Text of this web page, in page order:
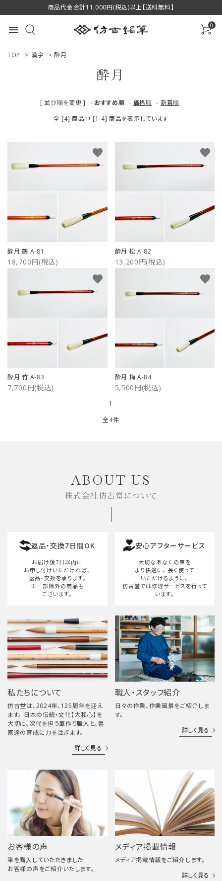
商品代金合計11,000円(税込)以上【送料無料】
menu 0
ACCOUNT MENU
商品一覧
プライバシーポリシー
特定商取引法について
TOP > 漢字 > 酔月
酔月
[ 並び順を変更 ] - おすすめ順 - 価格順 - 新着順
全 [4] 商品中 [1-4] 商品を表示しています
酔月 鶴 A-81
18,700円(税込)
favorite
酔月 松 A-82
13,200円(税込)
favorite
酔月 竹 A-83
7,700円(税込)
favorite
酔月 梅 A-84
5,500円(税込)
favorite
1
全4件
検索する
ABOUT US
株式会社仿古堂について
返品・交換7日間OK
お届け後7日以内に
お申し付けいただければ、
返品・交換を承ります。
※一部除外の商品も
ございます。
安心アフターサービス
大切なあなたの筆を
より快適に、 長く使って
いただけるように、
仿古堂では修理サービスを行って
います。
私たちについて
仿古堂は、2024年、125周年を迎え
ます。 日本の伝統・文化【大和心】を
大切に、次代を担う筆作り職人と、書
家達の育成に力を注ぎます。
詳しく見る
職人・スタッフ紹介
日々の作業、作業風景をご紹介しま
す。
詳しく見る
お客様の声
筆を購入していただきました
お客様の声をご紹介いたします。
メディア掲載情報
メディア掲載情報をご紹介します。
詳しく見る